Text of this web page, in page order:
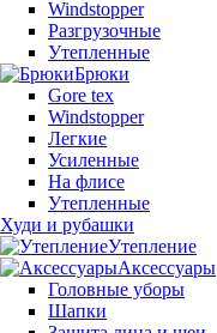
Windstopper
Разгрузочные
Утепленные
Брюки
Gore tex
Windstopper
Легкие
Усиленные
На флисе
Утепленные
Худи и рубашки
Утепление
Аксессуары
Головные уборы
Шапки